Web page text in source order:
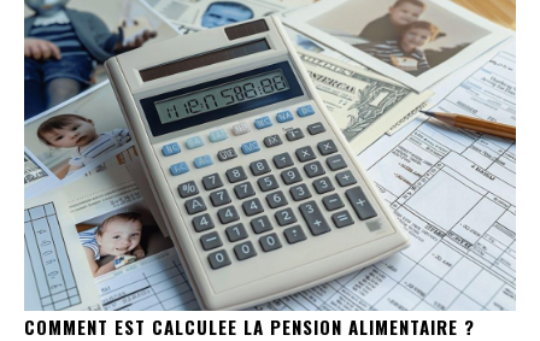
COMMENT EST CALCULEE LA PENSION ALIMENTAIRE ?